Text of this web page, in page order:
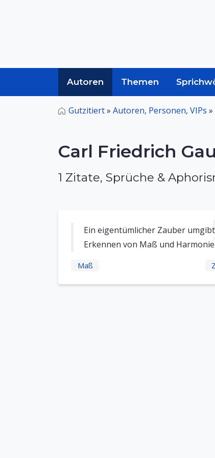
Autoren Themen
Gutzitiert» Autoren, Personen, VIPs »
Carl Friedrich
1 Zitate, Sprüche &
Ein eigentümlicher Zauber
Erkennen von Maß und Harmonie.
Maß